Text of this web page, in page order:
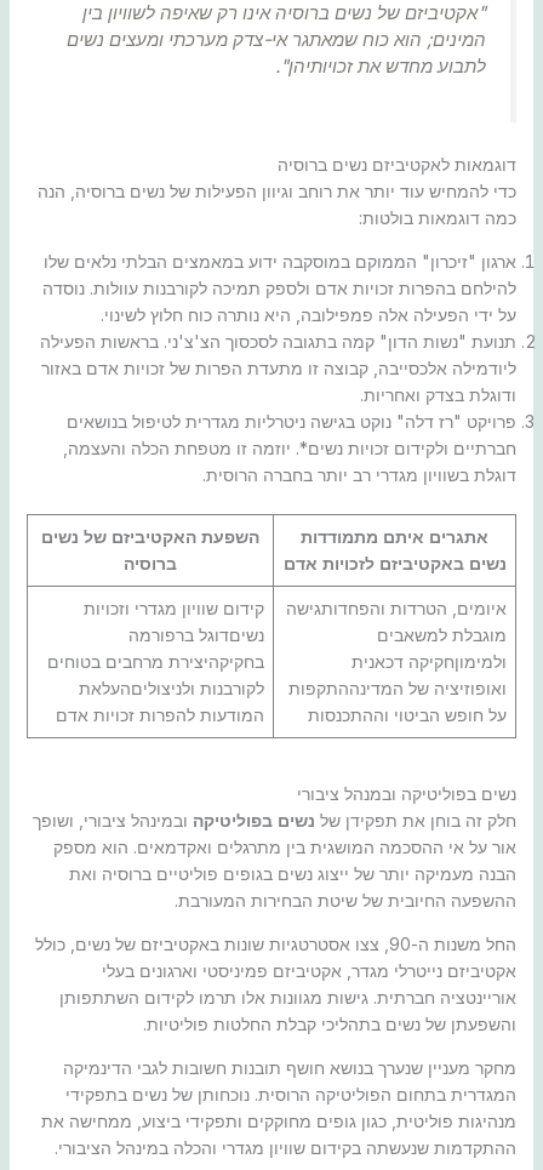
"אקטיביזם של נשים ברוסיה אינו רק שאיפה לשוויון בין
המינים; הוא כוח שמאתגר אי-צדק מערכתי ומעצים נשים
לתבוע מחדש את זכויותיהן".
דוגמאות לאקטיביזם נשים ברוסיה
כדי להמחיש עוד יותר את רוחב וגיוון הפעילות של נשים ברוסיה, הנה
כמה דוגמאות בולטות:
ארגון "זיכרון" הממוקם במוסקבה ידוע במאמצים הבלתי נלאים שלו
להילחם בהפרות זכויות אדם ולספק תמיכה לקורבנות עוולות. נוסדה
על ידי הפעילה אלה פמפילובה, היא נותרה כוח חלוץ לשינוי.
תנועת "נשות הדון" קמה בתגובה לסכסוך הצ'צ'ני. בראשות הפעילה
ליודמילה אלכסייבה, קבוצה זו מתעדת הפרות של זכויות אדם באזור
ודוגלת בצדק ואחריות.
פרויקט "רז דלה" נוקט בגישה ניטרליות מגדרית לטיפול בנושאים
חברתיים ולקידום זכויות נשים*. יוזמה זו מטפחת הכלה והעצמה,
דוגלת בשוויון מגדרי רב יותר בחברה הרוסית.
אתגרים איתם מתמודדות
נשים באקטיביזם לזכויות אדם
השפעת האקטיביזם של נשים
ברוסיה
איומים, הטרדות והפחדותגישה
מוגבלת למשאבים
ולמימוןחקיקה דכאנית
ואופוזיציה של המדינההתקפות
על חופש הביטוי וההתכנסות
קידום שוויון מגדרי וזכויות
נשיםדוגל ברפורמה
בחקיקהיצירת מרחבים בטוחים
לקורבנות ולניצוליםהעלאת
המודעות להפרות זכויות אדם
נשים בפוליטיקה ובמנהל ציבורי
חלק זה בוחן את תפקידן של נשים בפוליטיקה ובמינהל ציבורי, ושופך
אור על אי ההסכמה המושגית בין מתרגלים ואקדמאים. הוא מספק
הבנה מעמיקה יותר של ייצוג נשים בגופים פוליטיים ברוסיה ואת
ההשפעה החיובית של שיטת הבחירות המעורבת.
החל משנות ה-90, צצו אסטרטגיות שונות באקטיביזם של נשים, כולל
אקטיביזם נייטרלי מגדר, אקטיביזם פמיניסטי וארגונים בעלי
אוריינטציה חברתית. גישות מגוונות אלו תרמו לקידום השתתפותן
והשפעתן של נשים בתהליכי קבלת החלטות פוליטיות.
מחקר מעניין שנערך בנושא חושף תובנות חשובות לגבי הדינמיקה
המגדרית בתחום הפוליטיקה הרוסית. נוכחותן של נשים בתפקידי
מנהיגות פוליטית, כגון גופים מחוקקים ותפקידי ביצוע, ממחישה את
ההתקדמות שנעשתה בקידום שוויון מגדרי והכלה במינהל הציבורי.